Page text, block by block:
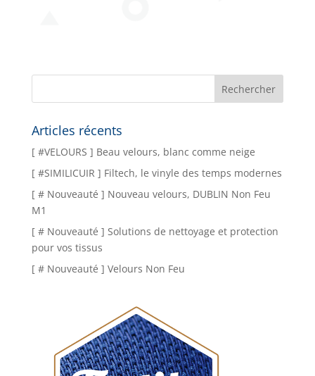
Articles récents
[ #VELOURS ] Beau velours, blanc comme neige
[ #SIMILICUIR ] Filtech, le vinyle des temps modernes
[ # Nouveauté ] Nouveau velours, DUBLIN Non Feu
M1
[ # Nouveauté ] Solutions de nettoyage et protection
pour vos tissus
[ # Nouveauté ] Velours Non Feu